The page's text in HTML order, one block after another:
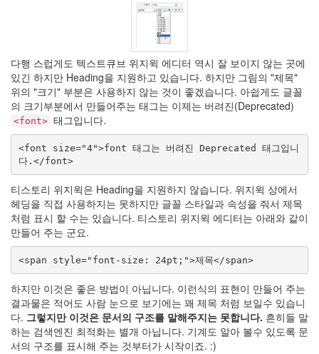
다행 스럽게도 텍스트큐브 위지윅 에디터 역시 잘 보이지 않는 곳에
있긴 하지만 Heading을 지원하고 있습니다. 하지만 그림의 제목
위의 크기 부분은 사용하지 않는 것이 좋겠습니다. 아쉽게도 글꼴
의 크기부분에서 만들어주는 태그는 이제는 버려진(Deprecated)
<font> 태그입니다.
<font size="4">font 태그는 버려진 Deprecated 태그입니
다.</font>
티스토리 위지윅은 Heading을 지원하지 않습니다. 위지윅 상에서
헤딩을 직접 사용하지는 못하지만 글꼴 스타일과 속성을 줘서 제목
처럼 표시 할 수는 있습니다. 티스토리 위지윅 에디터는 아래와 같이
만들어 주는 군요.
<span style="font-size: 24pt;">제목</span>
하지만 이것은 좋은 방법이 아닙니다. 이런식의 표현이 만들어 주는
결과물은 적어도 사람 눈으로 보기에는 꽤 제목 처럼 보일수 있습니
다. 그렇지만 이것은 문서의 구조를 말해주지는 못합니다. 흔히들 말
하는 검색엔진 최적화는 별개 아닙니다. 기계도 알아 볼수 있도록 문
서의 구조를 표시해 주는 것부터가 시작이죠. :)
follow
me!
접
근
여
foo_uie_trackinfo
Mod
9300K
이
사
나
도
커
버
페
이